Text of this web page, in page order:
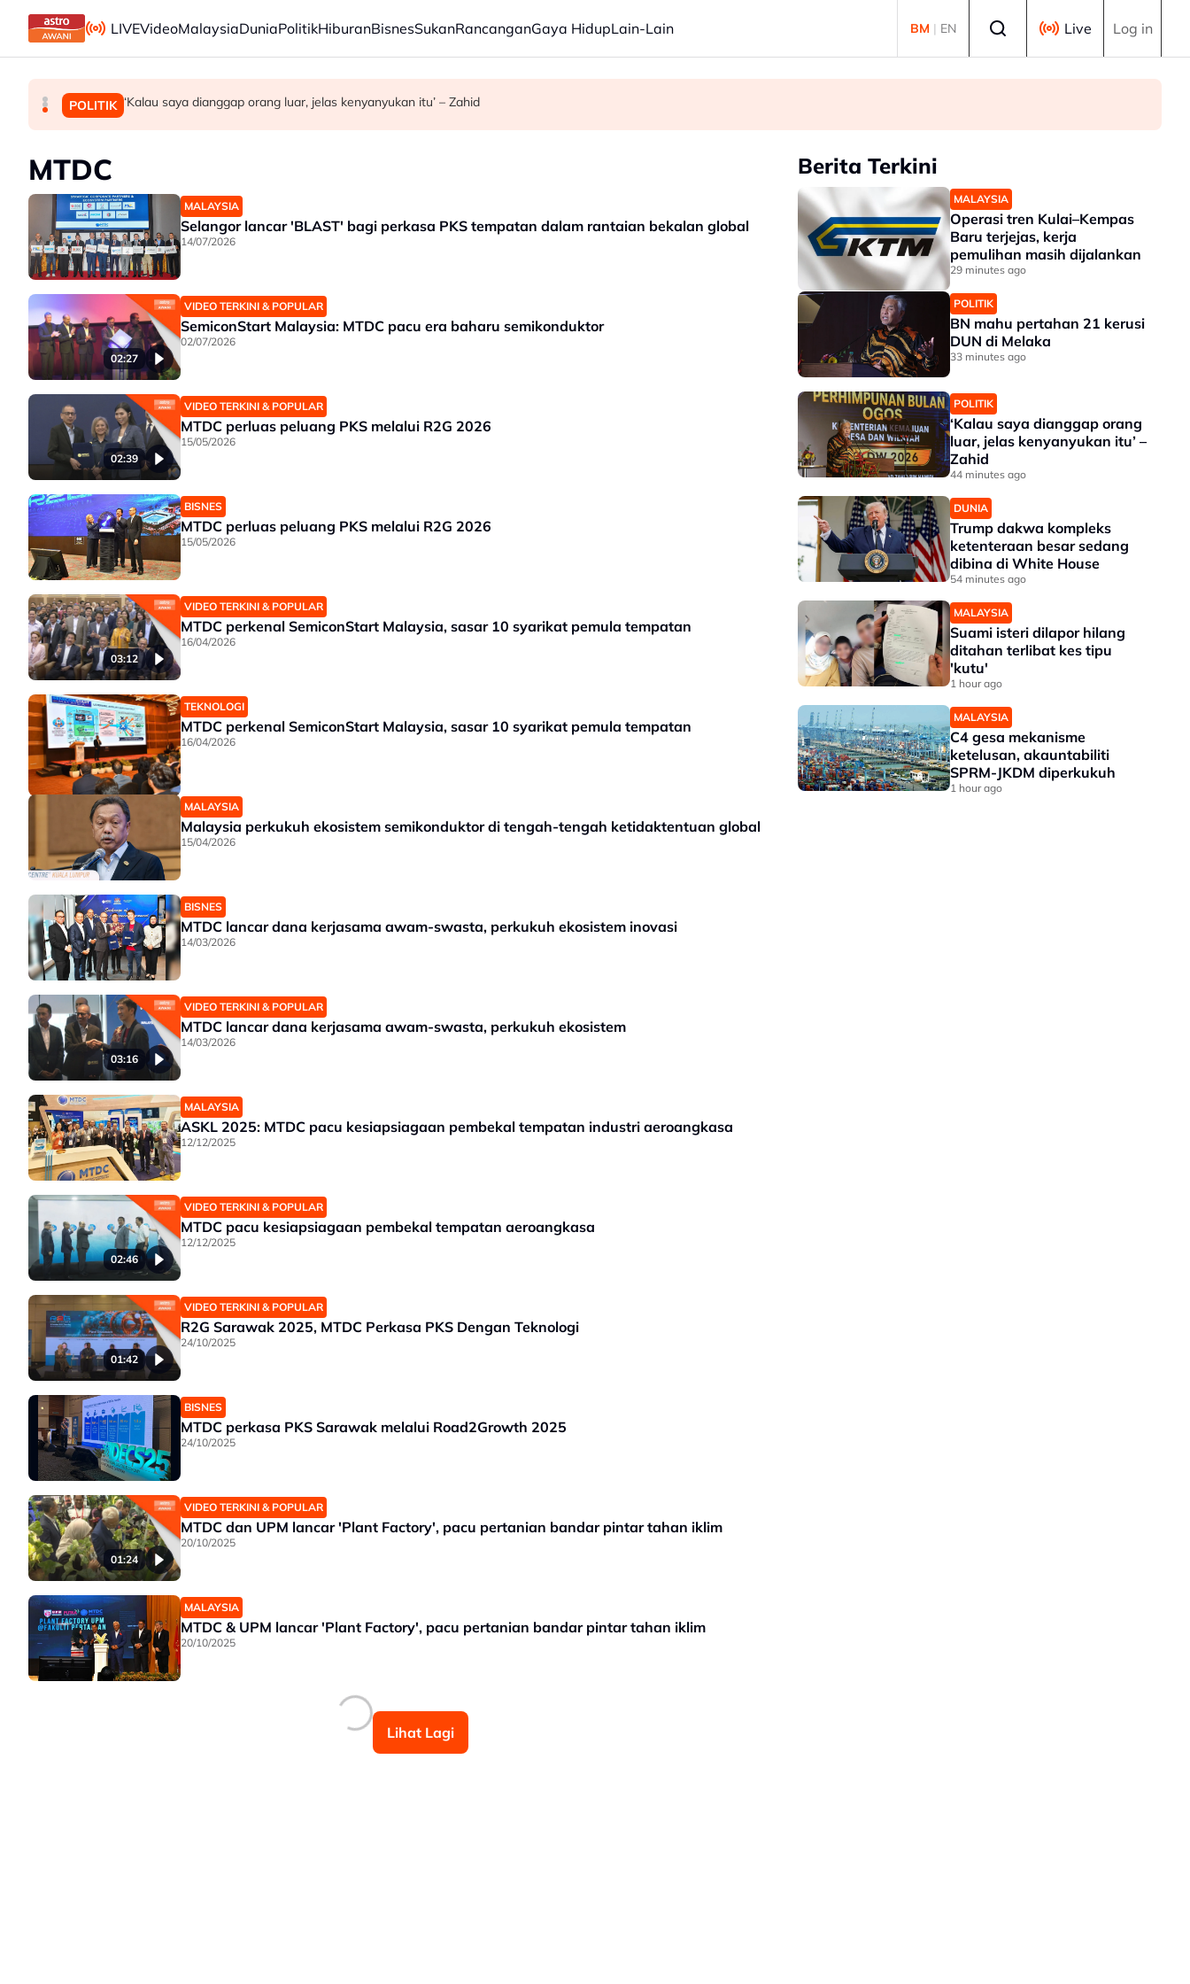
Skip to main content
LIVEVideoMalaysiaDuniaPolitikHiburanBisnesSukanRancanganGaya HidupLain-Lain BM | EN Live Log in
MALAYSIA Operasi tren Kulai–Kempas Baru terjejas, kerja pemulihan masih dijalankan
POLITIK BN mahu pertahan 21 kerusi DUN di Melaka
POLITIK ‘Kalau saya dianggap orang luar, jelas kenyanyukan itu’ – Zahid
MTDC
MALAYSIA
Selangor lancar 'BLAST' bagi perkasa PKS tempatan dalam rantaian bekalan global
14/07/2026
02:27
VIDEO TERKINI & POPULAR
SemiconStart Malaysia: MTDC pacu era baharu semikonduktor
02/07/2026
02:39
VIDEO TERKINI & POPULAR
MTDC perluas peluang PKS melalui R2G 2026
15/05/2026
BISNES
MTDC perluas peluang PKS melalui R2G 2026
15/05/2026
03:12
VIDEO TERKINI & POPULAR
MTDC perkenal SemiconStart Malaysia, sasar 10 syarikat pemula tempatan
16/04/2026
TEKNOLOGI
MTDC perkenal SemiconStart Malaysia, sasar 10 syarikat pemula tempatan
16/04/2026
MALAYSIA
Malaysia perkukuh ekosistem semikonduktor di tengah-tengah ketidaktentuan global
15/04/2026
BISNES
MTDC lancar dana kerjasama awam-swasta, perkukuh ekosistem inovasi
14/03/2026
03:16
VIDEO TERKINI & POPULAR
MTDC lancar dana kerjasama awam-swasta, perkukuh ekosistem
14/03/2026
MALAYSIA
ASKL 2025: MTDC pacu kesiapsiagaan pembekal tempatan industri aeroangkasa
12/12/2025
02:46
VIDEO TERKINI & POPULAR
MTDC pacu kesiapsiagaan pembekal tempatan aeroangkasa
12/12/2025
01:42
VIDEO TERKINI & POPULAR
R2G Sarawak 2025, MTDC Perkasa PKS Dengan Teknologi
24/10/2025
BISNES
MTDC perkasa PKS Sarawak melalui Road2Growth 2025
24/10/2025
01:24
VIDEO TERKINI & POPULAR
MTDC dan UPM lancar 'Plant Factory', pacu pertanian bandar pintar tahan iklim
20/10/2025
MALAYSIA
MTDC & UPM lancar 'Plant Factory', pacu pertanian bandar pintar tahan iklim
20/10/2025
Lihat Lagi
Berita Terkini
MALAYSIA
Operasi tren Kulai–Kempas
Baru terjejas, kerja
pemulihan masih dijalankan
29 minutes ago
POLITIK
BN mahu pertahan 21 kerusi
DUN di Melaka
33 minutes ago
POLITIK
‘Kalau saya dianggap orang
luar, jelas kenyanyukan itu’ –
Zahid
44 minutes ago
DUNIA
Trump dakwa kompleks
ketenteraan besar sedang
dibina di White House
54 minutes ago
MALAYSIA
Suami isteri dilapor hilang
ditahan terlibat kes tipu
'kutu'
1 hour ago
MALAYSIA
C4 gesa mekanisme
ketelusan, akauntabiliti
SPRM-JKDM diperkukuh
1 hour ago